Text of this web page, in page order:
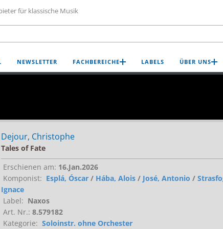
für klassische Musik
NEWSLETTER FACHBEREICHE LABELS ÜBER UNS
Dejour, Christophe
Tales of Fate
Erschienen am: 16.Jan.2026
Komponist: Esplá, Óscar / Hába, Alois / José, Antonio /
Ignace
Label: Naxos
Art. Nr.: 8.579182
Kategorie: Soloinstr. ohne Orchester